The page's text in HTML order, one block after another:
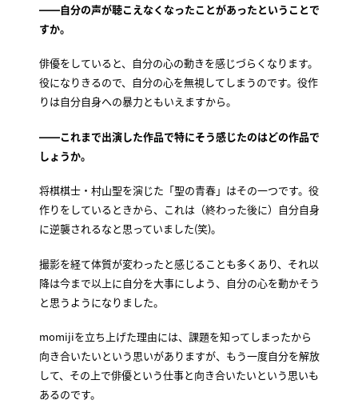
――自分の声が聴こえなくなったことがあったということで
すか。
俳優をしていると、自分の心の動きを感じづらくなります。
役になりきるので、自分の心を無視してしまうのです。役作
りは自分自身への暴力ともいえますから。
――これまで出演した作品で特にそう感じたのはどの作品で
しょうか。
将棋棋士・村山聖を演じた「聖の青春」はその一つです。役
作りをしているときから、これは（終わった後に）自分自身
に逆襲されるなと思っていました(笑)。
撮影を経て体質が変わったと感じることも多くあり、それ以
降は今まで以上に自分を大事にしよう、自分の心を動かそう
と思うようになりました。
momijiを立ち上げた理由には、課題を知ってしまったから
向き合いたいという思いがありますが、もう一度自分を解放
して、その上で俳優という仕事と向き合いたいという思いも
あるのです。